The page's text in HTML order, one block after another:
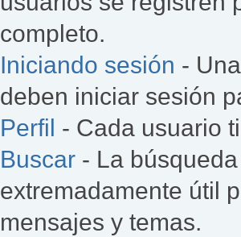
completo.
Iniciando sesión -
deben iniciar sesión
Perfil - Cada usuario
Buscar - La
extremadamente útil
mensajes y temas.